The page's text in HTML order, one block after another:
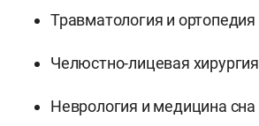
Травматология и ортопедия
Челюстно-лицевая хирургия
Неврология и медицина сна